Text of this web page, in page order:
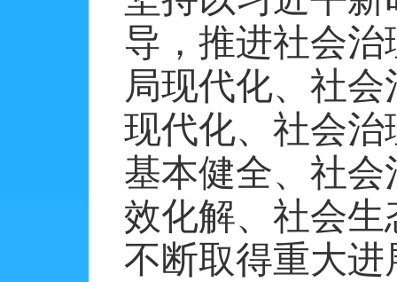
导，推进社会
局现代化、社
现代化、社会
基本健全、社
效化解、社会
不断取得重大